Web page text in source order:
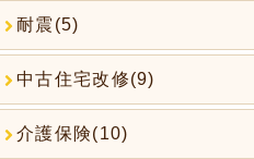
耐震(5)
中古住宅改修(9)
介護保険(10)